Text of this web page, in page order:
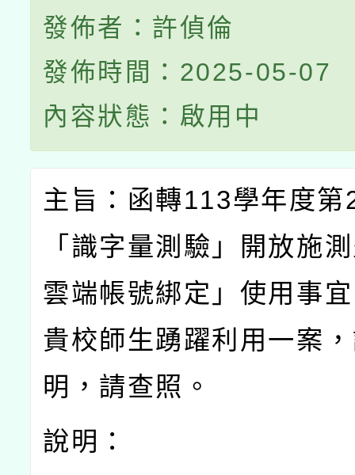
發佈者：許偵倫
發佈時間：2025-05-07
內容狀態：啟用中
主旨：函轉113學年度第
「識字量測驗」開放施
雲端帳號綁定」使用事
貴校師生踴躍利用一案
明，請查照。
說明：